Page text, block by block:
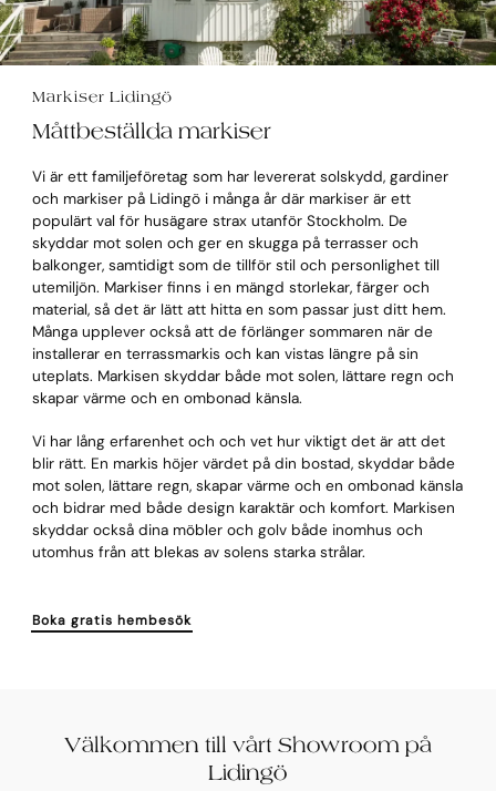
Markiser Lidingö
Måttbeställda markiser
Vi är ett familjeföretag som har levererat solskydd, gardiner
och markiser på Lidingö i många år där markiser är ett
populärt val för husägare strax utanför Stockholm. De
skyddar mot solen och ger en skugga på terrasser och
balkonger, samtidigt som de tillför stil och personlighet till
utemiljön. Markiser finns i en mängd storlekar, färger och
material, så det är lätt att hitta en som passar just ditt hem.
Många upplever också att de förlänger sommaren när de
installerar en terrassmarkis och kan vistas längre på sin
uteplats. Markisen skyddar både mot solen, lättare regn och
skapar värme och en ombonad känsla.
Vi har lång erfarenhet och och vet hur viktigt det är att det
blir rätt. En markis höjer värdet på din bostad, skyddar både
mot solen, lättare regn, skapar värme och en ombonad känsla
och bidrar med både design karaktär och komfort. Markisen
skyddar också dina möbler och golv både inomhus och
utomhus från att blekas av solens starka strålar.
Boka gratis hembesök
Välkommen till vårt Showroom på
Lidingö